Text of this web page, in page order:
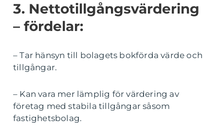
3. Nettotillgångsvärdering
– fördelar:
– Tar hänsyn till bolagets bokförda värde och
tillgångar.
– Kan vara mer lämplig för värdering av
företag med stabila tillgångar såsom
fastighetsbolag.